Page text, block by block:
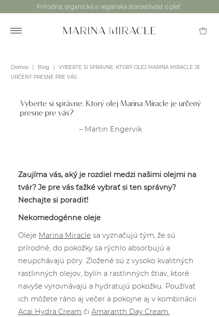
Prírodná, organická a vegánska starostlivosť o pleť.
Domov | Blog |
VYBERTE SI SPRÁVNE: KTORÝ OLEJ MARINA MIRACLE JE
URČENÝ PRESNE PRE VÁS
Vyberte si správne: Ktorý olej Marina Miracle je určený
presne pre vás?
– Martin Engervik
Zaujíma vás, aký je rozdiel medzi našimi olejmi na
tvár? Je pre vás ťažké vybrať si ten správny?
Nechajte si poradiť!
Nekomedogénne oleje
Oleje Marina Miracle sa vyznačujú tým, že sú
prírodné, do pokožky sa rýchlo absorbujú a
neupchávajú póry. Zložené sú z vysoko kvalitných
rastlinných olejov, bylín a rastlinných štiav, ktoré
navyše vyrovnávajú a hydratujú pokožku. Používať
ich môžete ráno aj večer a pokojne aj v kombinácii
Acai Hydra Cream čiAmaranth Day Cream.